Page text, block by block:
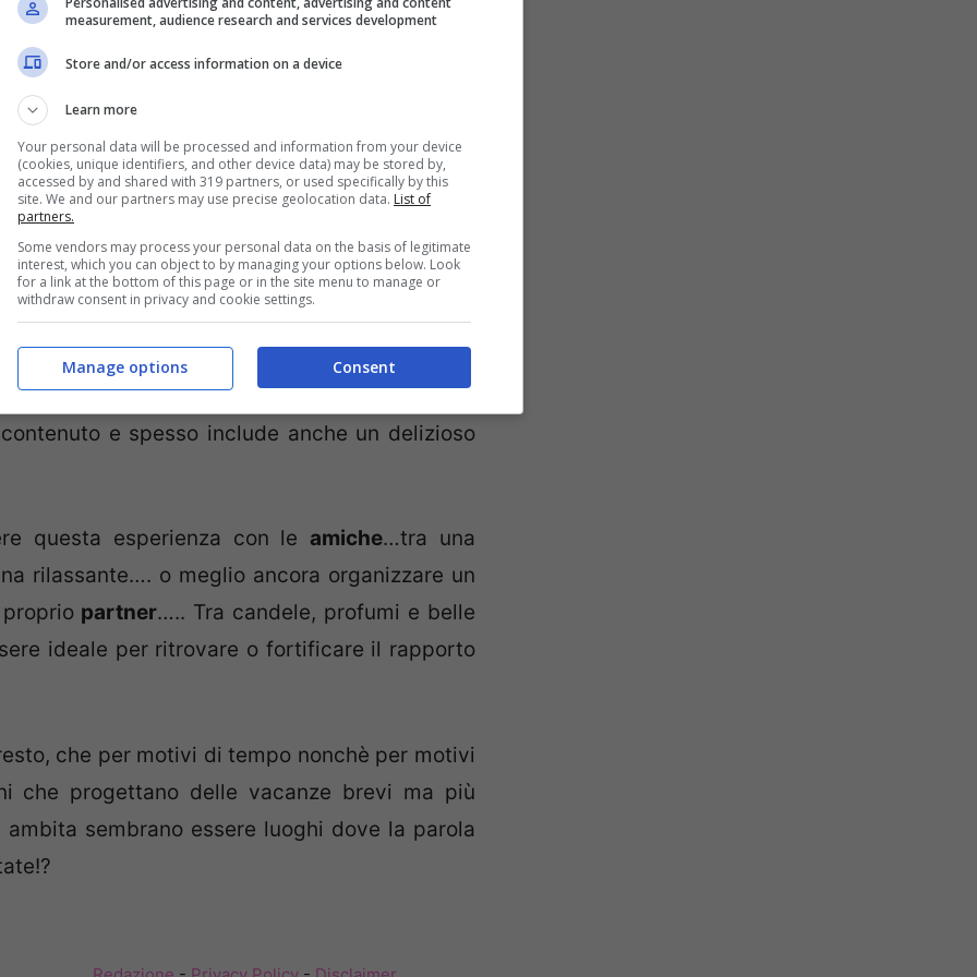
dopo il lavoro o magari utilizzare le poche
pranzo non richiede ne fatica ne stress….Non
bagagli o fare kilometri per raggiungere la
con sè solo un costume da bagno…
perchè le day spa offrono tutti i vantaggi di un
nostra:fanghi, cure idroterapiche,biosaune,
aiutano il nostro corpo e la nostra mente…..
città come nella periferia, sono sempre aperti,
sera, sempre disponibili e facilmente
e spesso include anche un delizioso
questa esperienza con leamiche…tra una
rilassante…. o meglio ancora organizzare un
partner….. Tra candele, profumi e belle
ideale per ritrovare o fortificare il rapporto
che per motivi di tempo nonchè per motivi
che progettano delle vacanze brevi ma più
sembrano essere luoghi dove la parola
measurement, audience research and services development
Store and/or access information on a device
Learn more
Your personal data will be processed and information from your device
(cookies, unique identifiers, and other device data) may be stored by,
accessed by and shared with 319 partners, or used specifically by this
site. We and our partners may use precise geolocation data. List of
partners.
Some vendors may process your personal data on the basis of legitimate
interest, which you can object to by managing your options below. Look
for a link at the bottom of this page or in the site menu to manage or
withdraw consent in privacy and cookie settings.
Consent
Manage options